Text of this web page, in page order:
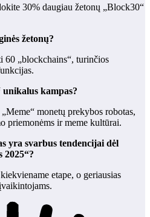
30% daugiau žetonų „Block30“
žetonų?
60 „blockchains“, turinčios
kampas?
monetų prekybos robotas,
priemonėms ir meme kultūrai.
yra svarbus tendencijai dėl
2025“?
etape, o geriausias